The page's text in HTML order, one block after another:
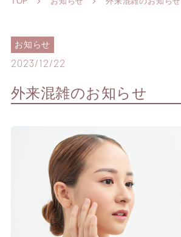
お知らせ
2023/12/22
外来混雑のお知らせ